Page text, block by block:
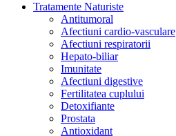
Tratamente Naturiste
Antitumoral
Afectiuni cardio-vasculare
Afectiuni respiratorii
Hepato-biliar
Imunitate
Afectiuni digestive
Fertilitatea cuplului
Detoxifiante
Prostata
Antioxidant